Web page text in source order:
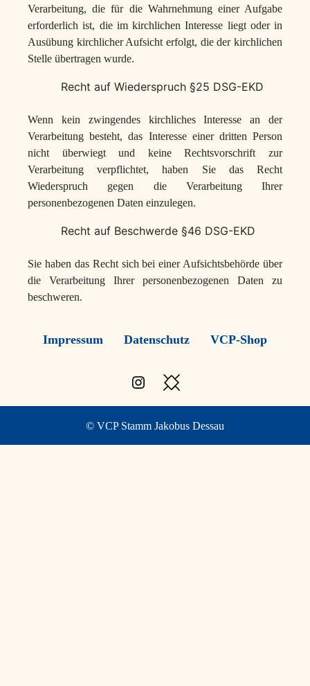
Verarbeitung, die für die Wahrnehmung einer Aufgabe
erforderlich ist, die im kirchlichen Interesse liegt oder in
Ausübung kirchlicher Aufsicht erfolgt, die der kirchlichen
Stelle übertragen wurde.
Recht auf Wiederspruch §25 DSG-EKD
Wenn kein zwingendes kirchliches Interesse an der
Verarbeitung besteht, das Interesse einer dritten Person
nicht überwiegt und keine Rechtsvorschrift zur
Verarbeitung verpflichtet, haben Sie das Recht
Wiederspruch gegen die Verarbeitung Ihrer
personenbezogenen Daten einzulegen.
Recht auf Beschwerde §46 DSG-EKD
Sie haben das Recht sich bei einer Aufsichtsbehörde über
die Verarbeitung Ihrer personenbezogenen Daten zu
beschweren.
Impressum Datenschutz VCP-Shop
Instagram
Blog
© VCP Stamm Jakobus Dessau